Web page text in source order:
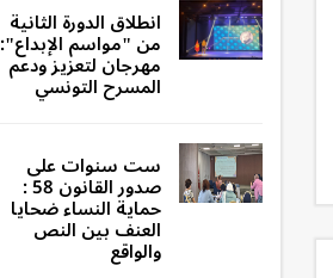
انطلاق الدورة الثانية
من "مواسم الإبداع":
مهرجان لتعزيز ودعم
المسرح التونسي
ست سنوات على
صدور القانون 58 :
حماية النساء ضحايا
العنف بين النص
والواقع